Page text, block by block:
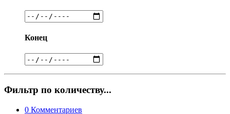
Конец
Фильтр по количеству...
0 Комментариев